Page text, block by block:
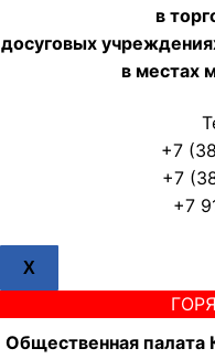
в
досуговых
в местах
+7
+7
+7
X
Общественная палата